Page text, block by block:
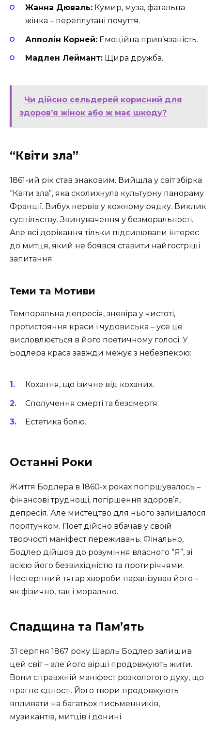
Жанна Дюваль: Кумир, муза, фатальна
жінка – переплутані почуття.
Апполін Корней: Емоційна прив’язаність.
Мадлен Леймант: Щира дружба.
Чи дійсно сельдерей корисний для
здоров’я жінок або ж має шкоду?
“Квіти зла”
1861-ий рік став знаковим. Вийшла у світ збірка
“Квіти зла”, яка сколихнула культурну панораму
Франції. Вибух нервів у кожному рядку. Виклик
суспільству. Звинувачення у безморальності.
Але всі дорікання тільки підсилювали інтерес
до митця, який не боявся ставити найгостріші
запитання.
Теми та Мотиви
Темпоральна депресія, зневіра у чистоті,
протистояння краси і чудовиська – усе це
висловлюється в його поетичному голосі. У
Бодлера краса завжди межує з небезпекою:
Кохання, що ізичне від коханих.
Сполучення смерті та безсмертя.
Естетика болю.
Останні Роки
Життя Бодлера в 1860-х роках погіршувалось –
фінансові труднощі, погіршення здоров’я,
депресія. Але мистецтво для нього залишалося
порятунком. Поет дійсно вбачав у своїй
творчості маніфест переживань. Фінально,
Бодлер дійшов до розуміння власного “Я”, зі
всією його безвихідністю та протиріччями.
Нестерпний тягар хвороби паралізував його –
як фізично, так і морально.
Спадщина та Пам’ять
31 серпня 1867 року Шарль Бодлер залишив
цей світ – але його вірші продовжують жити.
Вони справжній маніфест розколотого духу, що
прагне єдності. Його твори продовжують
впливати на багатьох письменників,
музикантів, митців і донині.